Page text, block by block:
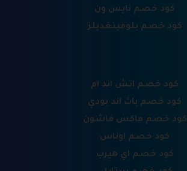
كود خصم نايس ون
كود خصم بلومينغديلز
كود خصم اتش اند ام
كود خصم باث اند بودي
كود خصم ماكس فاشون
كود خصم اوناس
كود خصم اي هيرب